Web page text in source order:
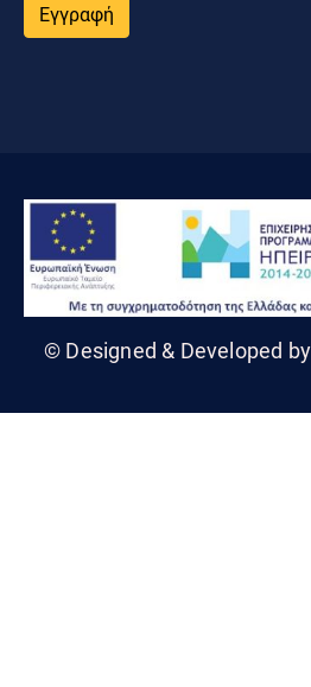
Εγγραφή
© Designed & Developed by